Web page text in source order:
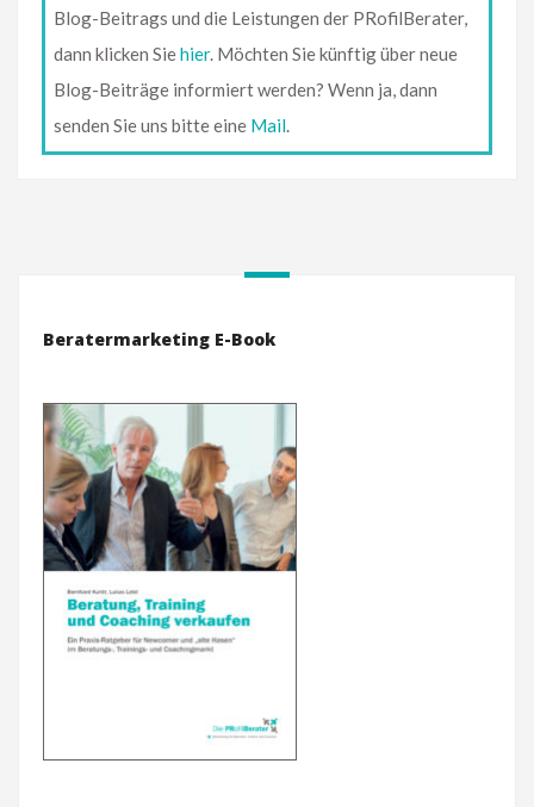
Blog-Beitrags und die Leistungen der PRofilBerater,
dann klicken Siehier. Möchten Sie künftig über neue
Blog-Beiträge informiert werden? Wenn ja, dann
senden Sie uns bitte eine Mail
Beratermarketing E-Book